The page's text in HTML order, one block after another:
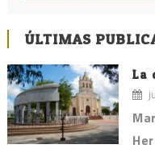
ÚLTIMAS
La